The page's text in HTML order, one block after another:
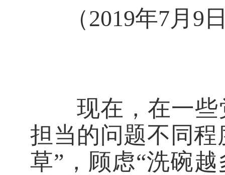
（2019年7月
现在，在一些
担当的问题不同程
草”，顾虑“洗碗